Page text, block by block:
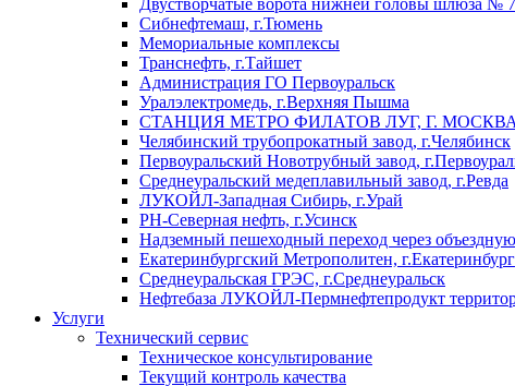
Двустворчатые ворота нижней головы шлюза №
Сибнефтемаш, г.Тюмень
Мемориальные комплексы
Транснефть, г.Тайшет
Администрация ГО Первоуральск
Уралэлектромедь, г.Верхняя Пышма
СТАНЦИЯ МЕТРО ФИЛАТОВ ЛУГ, Г. МОСКВА
Челябинский трубопрокатный завод, г.Челябинск
Первоуральский Новотрубный завод,
Среднеуральский медеплавильный завод, г.Ревда
ЛУКОЙЛ-Западная Сибирь, г.Урай
РН-Северная нефть, г.Усинск
Надземный пешеходный переход через объездную
Екатеринбургский Метрополитен, г.Екатеринбург
Среднеуральская ГРЭС, г.Среднеуральск
Нефтебаза ЛУКОЙЛ-Пермнефтепродукт
Услуги
Технический сервис
Техническое консультирование
Текущий контроль качества